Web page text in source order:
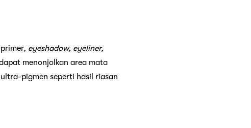
eyeshadow, eyeliner,
menonjolkan area mata
pigmen seperti hasil riasan